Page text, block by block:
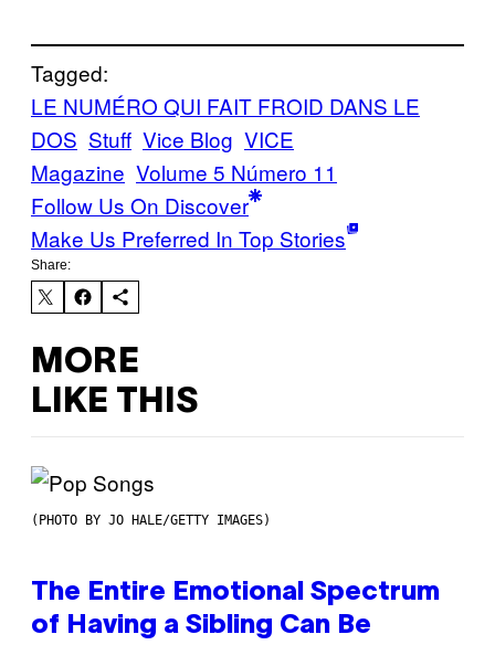
Tagged:
LE NUMÉRO QUI FAIT FROID DANS LE
DOS Stuff Vice Blog VICE
Magazine Volume 5 Número 11
Follow Us On Discover
Make Us Preferred In Top Stories
Share:
MORE
LIKE THIS
(PHOTO BY JO HALE/GETTY IMAGES)
The Entire Emotional Spectrum
of Having a Sibling Can Be